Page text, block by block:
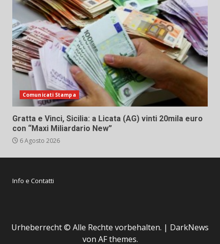
Comunicati Stampa
Gratta e Vinci, Sicilia: a Licata (AG) vinti 20mila euro
con “Maxi Miliardario New”
6 Agosto 2026
Info e Contatti
Urheberrecht © Alle Rechte vorbehalten. | DarkNews
von AF themes.